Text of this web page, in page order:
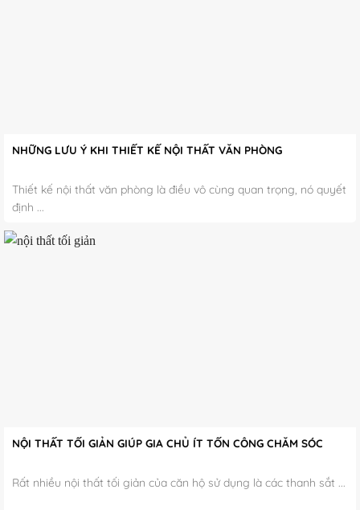
NHỮNG LƯU Ý KHI THIẾT KẾ NỘI THẤT VĂN PHÒNG
Thiết kế nội thất văn phòng là điều vô cùng quan trọng, nó quyết
định ...
NỘI THẤT TỐI GIẢN GIÚP GIA CHỦ ÍT TỐN CÔNG CHĂM SÓC
Rất nhiều nội thất tối giản của căn hộ sử dụng là các thanh sắt ...